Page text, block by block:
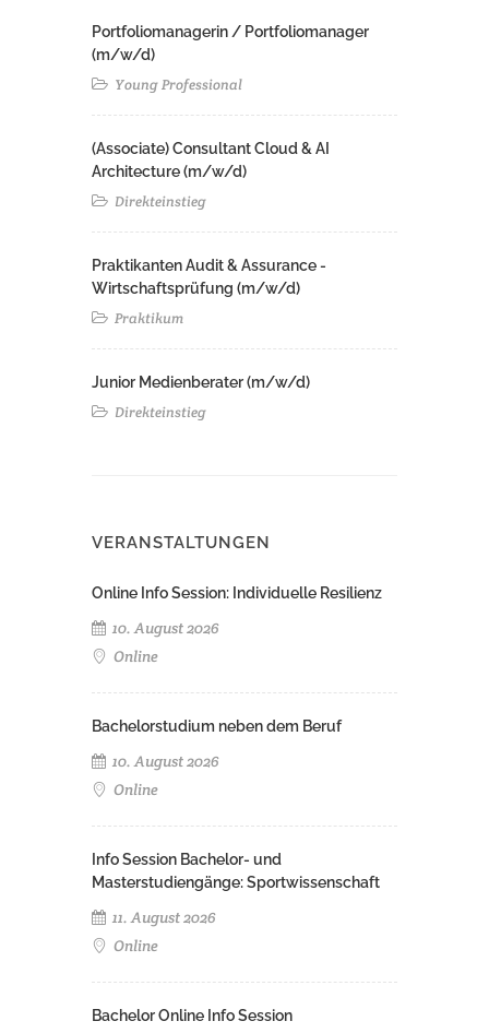
Portfoliomanagerin / Portfoliomanager
(m/w/d)
Young Professional
(Associate) Consultant Cloud & AI
Architecture (m/w/d)​ ​
Direkteinstieg
Praktikanten Audit & Assurance -
Wirtschaftsprüfung (m/w/d)
Praktikum
Junior Medienberater (m/w/d)
Direkteinstieg
VERANSTALTUNGEN
Online Info Session: Individuelle Resilienz
10. August 2026
Online
Bachelorstudium neben dem Beruf
10. August 2026
Online
Info Session Bachelor- und
Masterstudiengänge: Sportwissenschaft
11. August 2026
Online
Bachelor Online Info Session